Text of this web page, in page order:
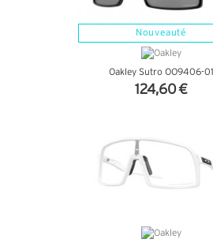
Nouveauté
Oakley Sutro OO9406-01
124,60 €